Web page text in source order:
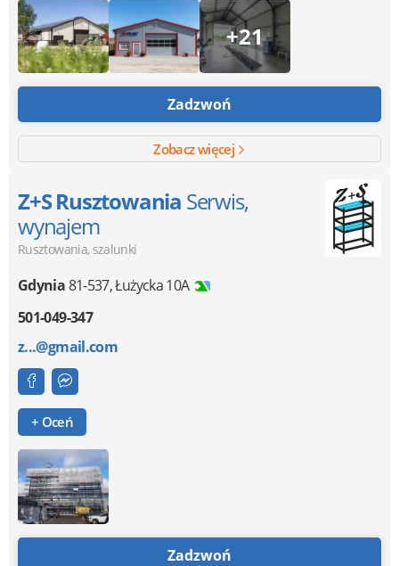
+21
Zadzwoń
Zobacz więcej
Z+S Rusztowania Serwis,
wynajem
Rusztowania, szalunki
Gdynia81-537,Łużycka 10A
501-049-347
z...@gmail.com
+ Oceń
Zadzwoń